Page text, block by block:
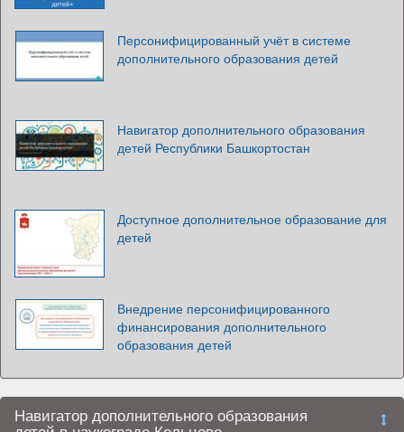
Персонифицированный учёт в системе
дополнительного образования детей
Навигатор дополнительного образования
детей Республики Башкортостан
Доступное дополнительное образование для
детей
Внедрение персонифицированного
финансирования дополнительного
образования детей
Навигатор дополнительного образования